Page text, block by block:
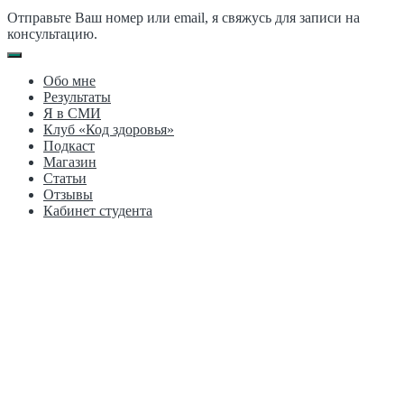
Отправьте Ваш номер или email, я свяжусь для записи на
консультацию.
Обо мне
Результаты
Я в СМИ
Клуб «Код здоровья»
Подкаст
Магазин
Статьи
Отзывы
Кабинет студента